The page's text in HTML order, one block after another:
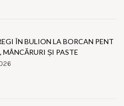
ÎN BULION LA BORCAN PENT
MÂNCĂRURI ȘI PASTE